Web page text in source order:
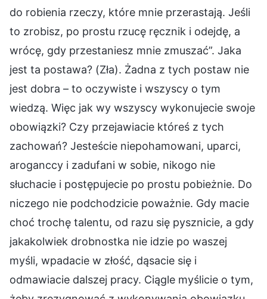
do robienia rzeczy, które mnie przerastają. Jeśli
to zrobisz, po prostu rzucę ręcznik i odejdę, a
wrócę, gdy przestaniesz mnie zmuszać”. Jaka
jest ta postawa? (Zła). Żadna z tych postaw nie
jest dobra – to oczywiste i wszyscy o tym
wiedzą. Więc jak wy wszyscy wykonujecie swoje
obowiązki? Czy przejawiacie któreś z tych
zachowań? Jesteście niepohamowani, uparci,
aroganccy i zadufani w sobie, nikogo nie
słuchacie i postępujecie po prostu pobieżnie. Do
niczego nie podchodzicie poważnie. Gdy macie
choć trochę talentu, od razu się pysznicie, a gdy
jakakolwiek drobnostka nie idzie po waszej
myśli, wpadacie w złość, dąsacie się i
odmawiacie dalszej pracy. Ciągle myślicie o tym,